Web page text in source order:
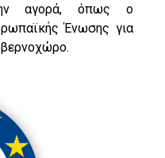
αγορά, όπως ο
Ένωσης για